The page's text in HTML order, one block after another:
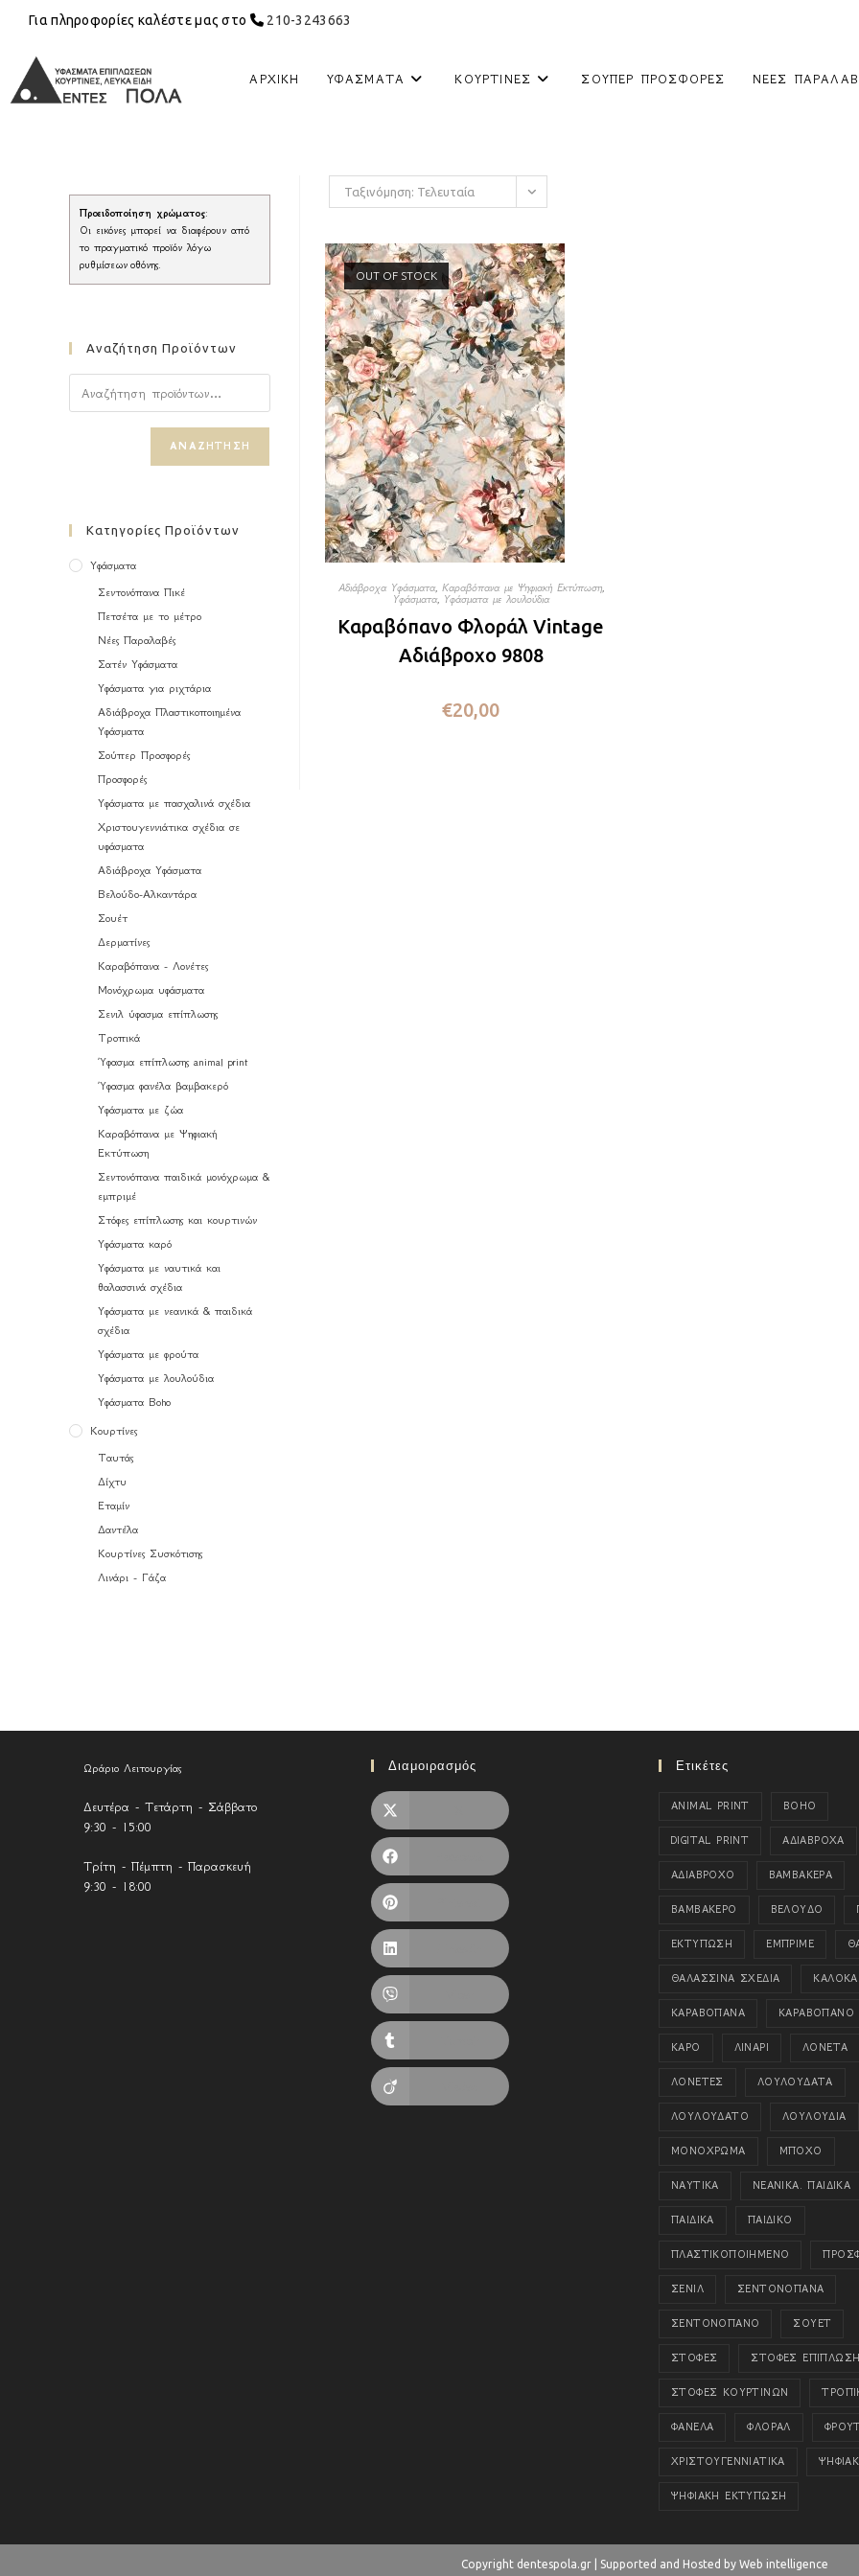
Για πληροφορίες καλέστε μας στο 210-3243663
ΑΡΧΙΚΉ ΥΦΆΣΜΑΤΑ ΚΟΥΡΤΊΝΕΣ ΣΟΎΠΕΡ ΠΡΟΣΦΟΡΈΣ ΝΈΕΣ
Ταξινόμηση: Τελευταία
OUT OF STOCK
Αδιάβροχα Υφάσματα, Καραβόπανα με Ψηφιακή Εκτύπωση,
Υφάσματα, Υφάσματα με λουλούδια
Καραβόπανο Φλοράλ Vintage
Αδιάβροχο 9808
€20,00
Προειδοποίηση χρώματος:
Οι εικόνες μπορεί να διαφέρουν από
το πραγματικό προϊόν λόγω
ρυθμίσεων οθόνης.
Αναζήτηση Προϊόντων
ΑΝΑΖΉΤΗΣΗ
Κατηγορίες Προϊόντων
Υφάσματα
Σεντονόπανα Πικέ
Πετσέτα με το μέτρο
Νέες Παραλαβές
Σατέν Υφάσματα
Υφάσματα για ριχτάρια
Αδιάβροχα Πλαστικοποιημένα
Υφάσματα
Σούπερ Προσφορές
Προσφορές
Υφάσματα με πασχαλινά σχέδια
Χριστουγεννιάτικα σχέδια σε
υφάσματα
Αδιάβροχα Υφάσματα
Βελούδο-Αλκαντάρα
Σουέτ
Δερματίνες
Καραβόπανα - Λονέτες
Μονόχρωμα υφάσματα
Σενιλ ύφασμα επίπλωσης
Τροπικά
Ύφασμα επίπλωσης animal print
Ύφασμα φανέλα βαμβακερό
Υφάσματα με ζώα
Καραβόπανα με Ψηφιακή
Εκτύπωση
Σεντονόπανα παιδικά μονόχρωμα &
εμπριμέ
Στόφες επίπλωσης και κουρτινών
Υφάσματα καρό
Υφάσματα με ναυτικά και
θαλασσινά σχέδια
Υφάσματα με νεανικά & παιδικά
σχέδια
Υφάσματα με φρούτα
Υφάσματα με λουλούδια
Υφάσματα Boho
Κουρτίνες
Ταυτάς
Δίχτυ
Εταμίν
Δαντέλα
Κουρτίνες Συσκότισης
Λινάρι - Γάζα
Ωράριο Λειτουργίας
Δευτέρα - Τετάρτη - Σάββατο
9:30 - 15:00
Τρίτη - Πέμπτη - Παρασκευή
9:30 - 18:00
Διαμοιρασμός Ετικέτες
ANIMAL PRINT BOHO
DIGITAL PRINT ΑΔΙΑΒΡΟΧΑ
ΑΔΙΑΒΡΟΧΟ ΒΑΜΒΑΚΕΡΑ
ΒΑΜΒΑΚΕΡΟ ΒΕΛΟΥΔΟ
ΕΚΤΥΠΩΣΗ ΕΜΠΡΙΜΕ
ΘΑΛΑΣΣΙΝΑ ΣΧΕΔΙΑ
ΚΑΡΑΒΟΠΑΝΑ ΚΑΡΑΒΟΠΑΝΟ
ΚΑΡΟ ΛΙΝΑΡΙ ΛΟΝΕΤΑ
ΛΟΝΕΤΕΣ ΛΟΥΛΟΥΔΑΤΑ
ΛΟΥΛΟΥΔΑΤΟ ΛΟΥΛΟΥΔΙΑ
ΜΟΝΟΧΡΩΜΑ ΜΠΟΧΟ
ΝΑΥΤΙΚΑ ΝΕΑΝΙΚΑ. ΠΑΙΔΙΚΑ
ΠΑΙΔΙΚΑ ΠΑΙΔΙΚΟ
ΠΛΑΣΤΙΚΟΠΟΙΗΜΕΝΟ
ΣΕΝΙΛ ΣΕΝΤΟΝΟΠΑΝΑ
ΣΕΝΤΟΝΟΠΑΝΟ ΣΟΥΕΤ
ΣΤΟΦΕΣ ΣΤΟΦΕΣ
ΣΤΟΦΕΣ ΚΟΥΡΤΙΝΩΝ
ΦΑΝΕΛΑ ΦΛΟΡΑΛ
ΧΡΙΣΤΟΥΓΕΝΝΙΑΤΙΚΑ
ΨΗΦΙΑΚΗ ΕΚΤΥΠΩΣΗ
Copyright dentespola.gr | Supported and Hosted by Web intelligence